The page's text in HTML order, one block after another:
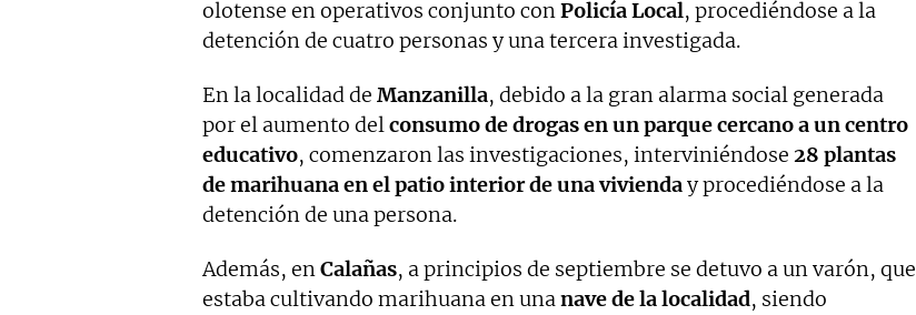
olotense en operativos conjunto conPolicía Local, procediéndose a la
detención de cuatro personas y una tercera investigada.
En la localidad de Manzanilla, debido a la gran alarma social generada
por el aumento delconsumo de drogas en un parque cercano a un centro
educativo, comenzaron las investigaciones, interviniéndose 28 plantas
de marihuana en el patio interior de una vivienday procediéndose a la
detención de una persona.
Además, enCalañas, a principios de septiembre se detuvo a un varón, que
estaba cultivando marihuana en unanave de la localidad, siendo